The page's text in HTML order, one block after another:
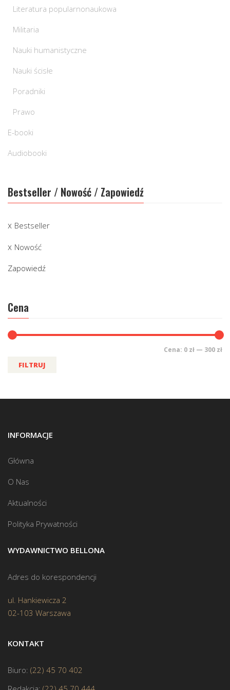
Literatura popularnonaukowa
Militaria
Nauki humanistyczne
Nauki ścisłe
Poradniki
Prawo
E-booki
Audiobooki
Bestseller / Nowość / Zapowiedź
Bestseller
Nowość
Zapowiedź
Cena
FILTRUJ
Cena: 0 zł — 300 zł
INFORMACJE
Główna
O Nas
Aktualności
Polityka Prywatności
WYDAWNICTWO BELLONA
Adres do korespondencji
ul. Hankiewicza 2
02-103 Warszawa
KONTAKT
Biuro: (22) 45 70 402